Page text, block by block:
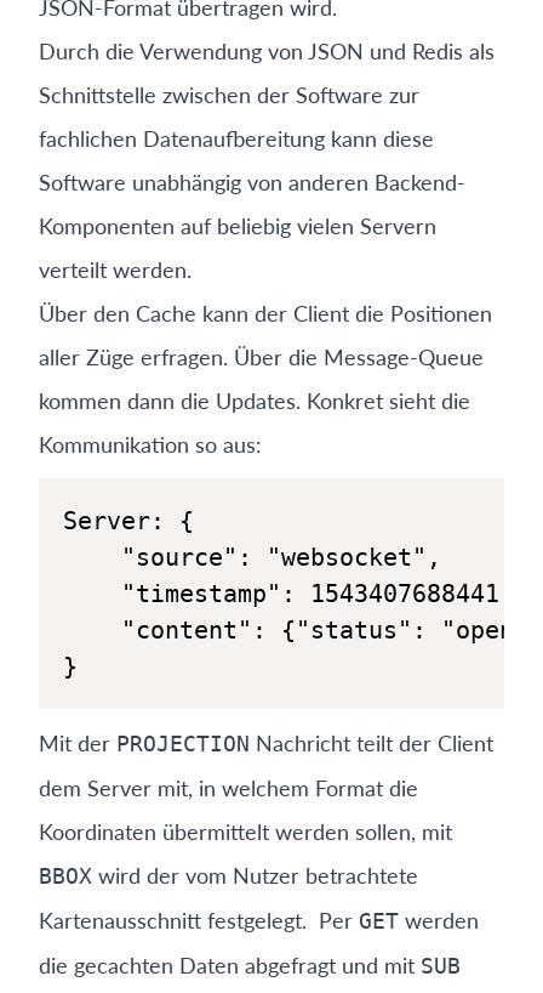
JSON-Format übertragen wird.
Durch die Verwendung von JSON und Redis als
Schnittstelle zwischen der Software zur
fachlichen Datenaufbereitung kann diese
Software unabhängig von anderen Backend-
Komponenten auf beliebig vielen Servern
verteilt werden.
Über den Cache kann der Client die Positionen
aller Züge erfragen. Über die Message-Queue
kommen dann die Updates. Konkret sieht die
Kommunikation so aus:
}
Mit der PROJECTION Nachricht teilt der Client
dem Server mit, in welchem Format die
Koordinaten übermittelt werden sollen, mit
BBOX wird der vom Nutzer betrachtete
Kartenausschnitt festgelegt. Per GET werden
die gecachten Daten abgefragt und mit SUB